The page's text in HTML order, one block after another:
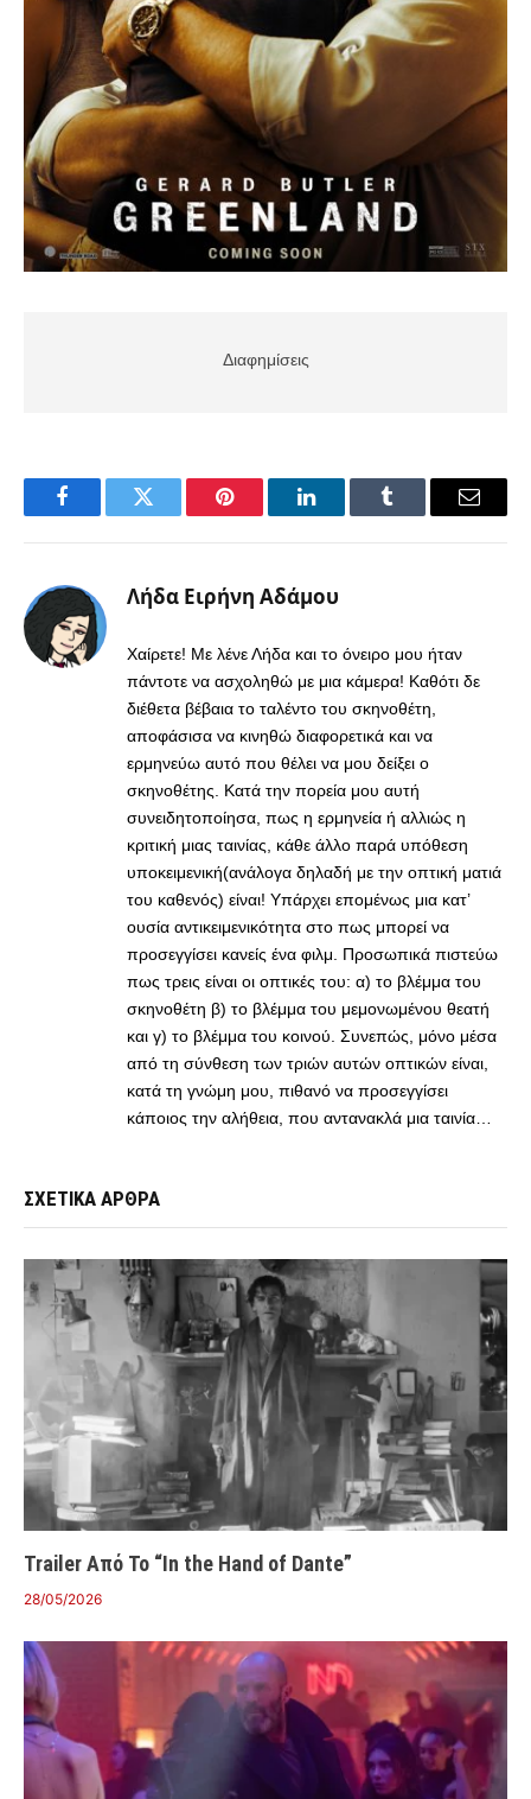
Διαφημίσεις
FacebookTwitter Pinterest LinkedInTumblr Email
Λήδα Ειρήνη Αδάμου
Χαίρετε! Με λένε Λήδα και το όνειρο μου ήταν
πάντοτε να ασχοληθώ με μια κάμερα! Καθότι δε
διέθετα βέβαια το ταλέντο του σκηνοθέτη,
αποφάσισα να κινηθώ διαφορετικά και να
ερμηνεύω αυτό που θέλει να μου δείξει ο
σκηνοθέτης. Κατά την πορεία μου αυτή
συνειδητοποίησα, πως η ερμηνεία ή αλλιώς η
κριτική μιας ταινίας, κάθε άλλο παρά υπόθεση
υποκειμενική(ανάλογα δηλαδή με την οπτική ματιά
του καθενός) είναι! Υπάρχει επομένως μια κατ’
ουσία αντικειμενικότητα στο πως μπορεί να
προσεγγίσει κανείς ένα φιλμ. Προσωπικά πιστεύω
πως τρεις είναι οι οπτικές του: α) το βλέμμα του
σκηνοθέτη β) το βλέμμα του μεμονωμένου θεατή
και γ) το βλέμμα του κοινού. Συνεπώς, μόνο μέσα
από τη σύνθεση των τριών αυτών οπτικών είναι,
κατά τη γνώμη μου, πιθανό να προσεγγίσει
κάποιος την αλήθεια, που αντανακλά μια ταινία…
ΣΧΕΤΙΚΑ ΑΡΘΡΑ
Trailer Από Το “In the Hand of Dante”
28/05/2026